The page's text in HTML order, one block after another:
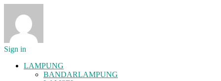
Sign in
LAMPUNG
BANDARLAMPUNG